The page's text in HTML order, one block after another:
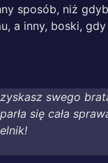
sposób, niż
a inny, boski,
swego
się cała